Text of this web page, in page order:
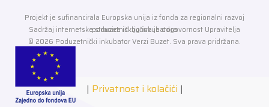
Projekt je sufinancirala Europska unija iz fonda za regionalni razvoj
Sadržaj internetske stranice isključiva je odgovornost Upravitelja poduzetničkog inkubatora
© 2026 Poduzetnički inkubator Verzi Buzet. Sva prava pridržana.
| Privatnost i kolačići |